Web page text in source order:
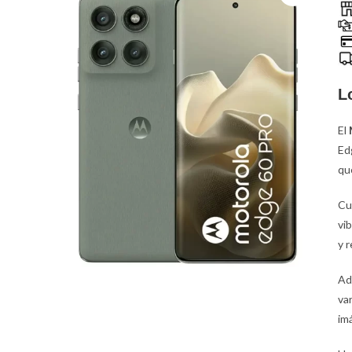
El
y